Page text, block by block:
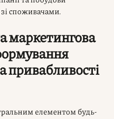
споживачами.
маркетингова
привабливості
елементом будь-